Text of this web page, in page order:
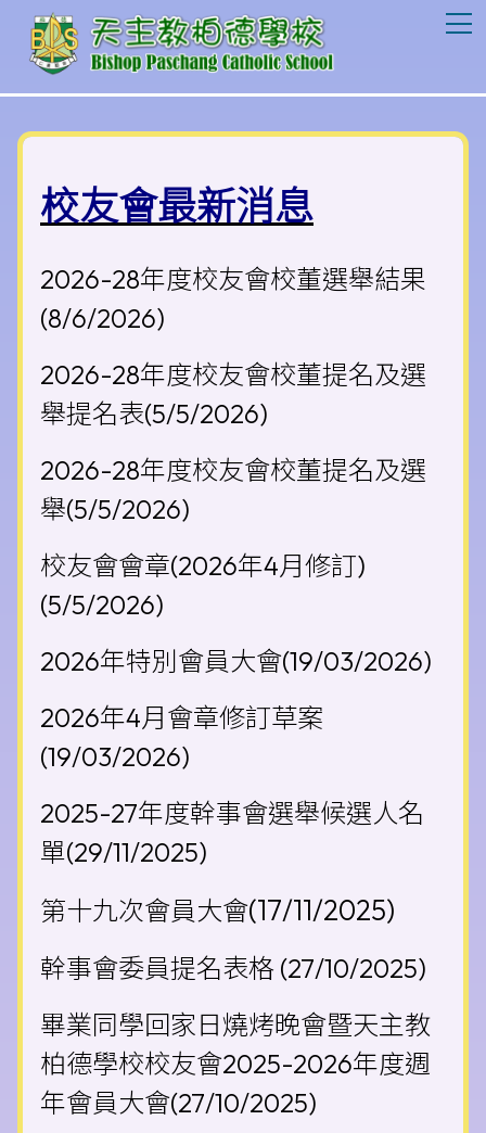
校友會最新消息
2026-28年度校友會校董選舉結果
(8/6/2026)
2026-28年度校友會校董提名及選
舉提名表(5/5/2026)
2026-28年度校友會校董提名及選
舉(5/5/2026)
校友會會章(2026年4月修訂)
(5/5/2026)
2026年特別會員大會(19/03/2026)
2026年4月會章修訂草案
(19/03/2026)
2025-27年度幹事會選舉候選人名
單(29/11/2025)
第十九次會員大會(17/11/2025)
幹事會委員提名表格 (27/10/2025)
畢業同學回家日燒烤晚會暨天主教
柏德學校校友會2025-2026年度週
年會員大會(27/10/2025)